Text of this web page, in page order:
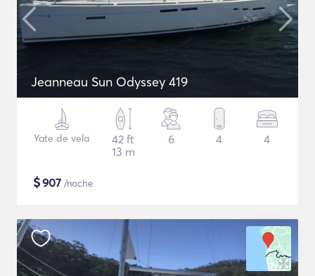
Jeanneau Sun Odyssey 419
Yate de vela
42 ft
13 m
6 4 4
$907 /noche